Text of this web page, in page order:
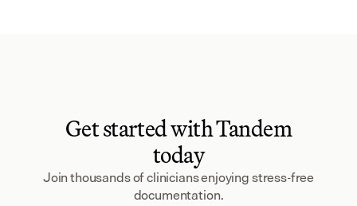
Get started with Tandem
today
Join thousands of clinicians enjoying stress-free
documentation.